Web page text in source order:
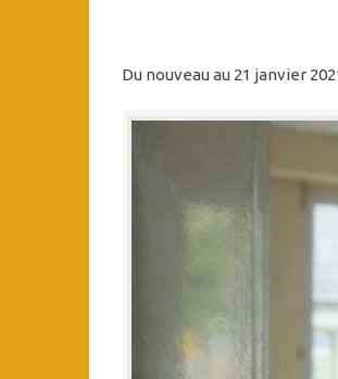
Du nouveau au 21 janvier